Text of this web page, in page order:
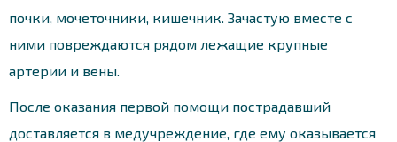
почки, мочеточники, кишечник. Зачастую вместе с
ними повреждаются рядом лежащие крупные
артерии и вены.
После оказания первой помощи пострадавший
доставляется в медучреждение, где ему оказывается